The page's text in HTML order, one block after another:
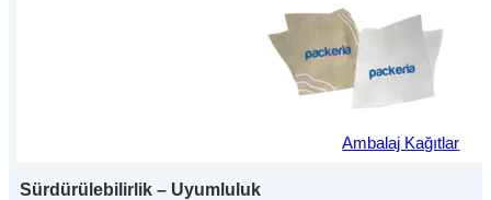
Ambalaj Kağıtlar
Sürdürülebilirlik – Uyumluluk